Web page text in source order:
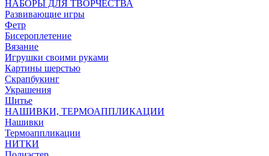
НАБОРЫ ДЛЯ ТВОРЧЕСТВА
Развивающие игры
Фетр
Бисероплетение
Вязание
Игрушки своими руками
Картины шерстью
Скрапбукинг
Украшения
Шитье
НАШИВКИ, ТЕРМОАППЛИКАЦИИ
Нашивки
Термоаппликации
НИТКИ